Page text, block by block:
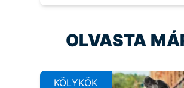
OLVASTA
KÖLYKÖK